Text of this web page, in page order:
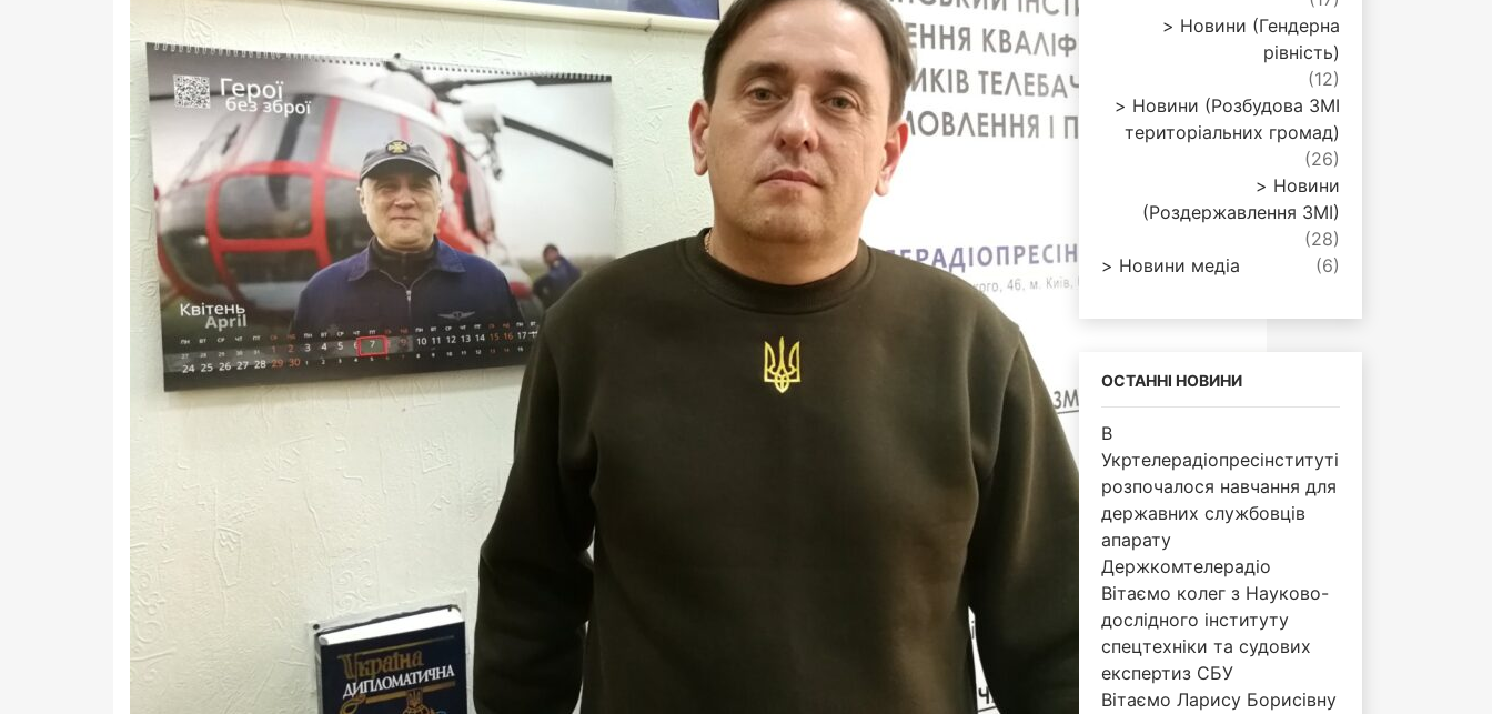
Новини (Гендерна
рівність)
(12)
Новини (Розбудова ЗМІ
територіальних громад)
(26)
Новини
(Роздержавлення ЗМІ)
(28)
Новини медіа
(6)
ОСТАННІ НОВИНИ
В
Укртелерадіопресінституті
розпочалося навчання для
державних службовців
апарату
Держкомтелерадіо
Вітаємо колег з Науково-
дослідного інституту
спецтехніки та судових
експертиз СБУ
Вітаємо Ларису Борисівну